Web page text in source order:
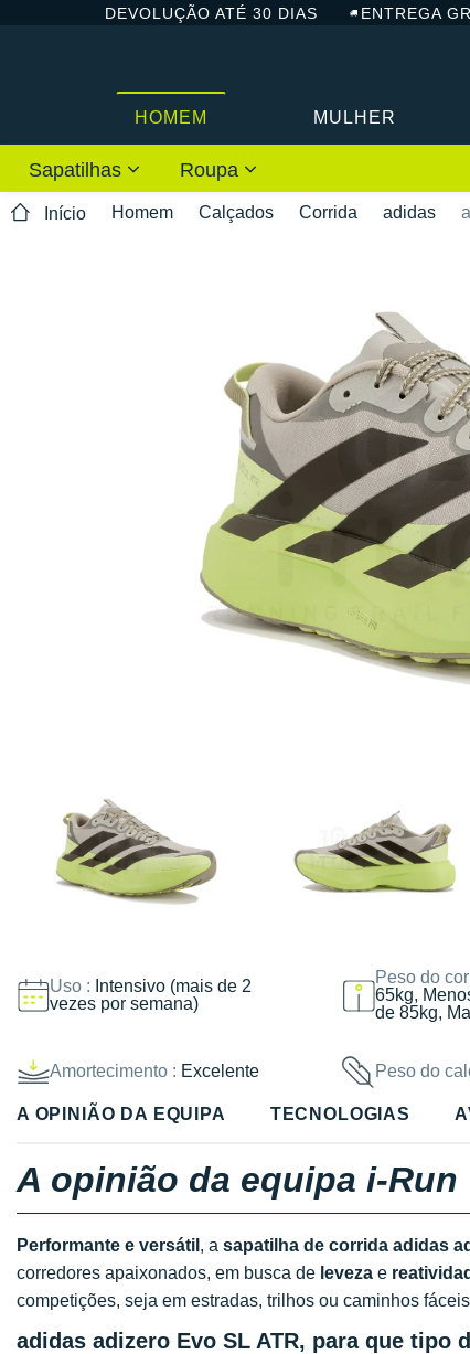
DEVOLUÇÃO ATÉ 30 DIAS ENTREGA
HOMEM MULHER
Sapatilhas Roupa
Início Homem Calçados Corrida adidas
Uso : Intensivo (mais de 2
vezes por semana)
Peso do
65kg,
de 85kg,
Amortecimento : Excelente Peso do
A OPINIÃO DA EQUIPA TECNOLOGIAS
A opinião da equipa i-Run
Performante e versátil , a sapatilha de corrida adidas
corredores apaixonados, em busca de leveza e
competições, seja em estradas, trilhos ou caminhos
adidas adizero Evo SL ATR, para que